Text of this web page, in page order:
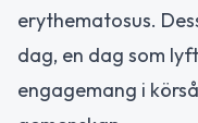
erythematosus.
dag, en dag som
engagemang i